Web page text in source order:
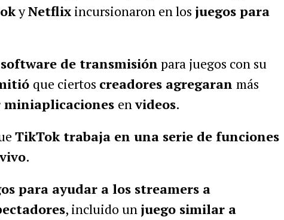
yNetflixincursionaron en los juegos para
de transmisión para juegos con su
que ciertos creadores agregaran más
envideos.
TikTok trabaja en una serie de funciones
.
para ayudar a los streamers a
, incluido un juego similar a